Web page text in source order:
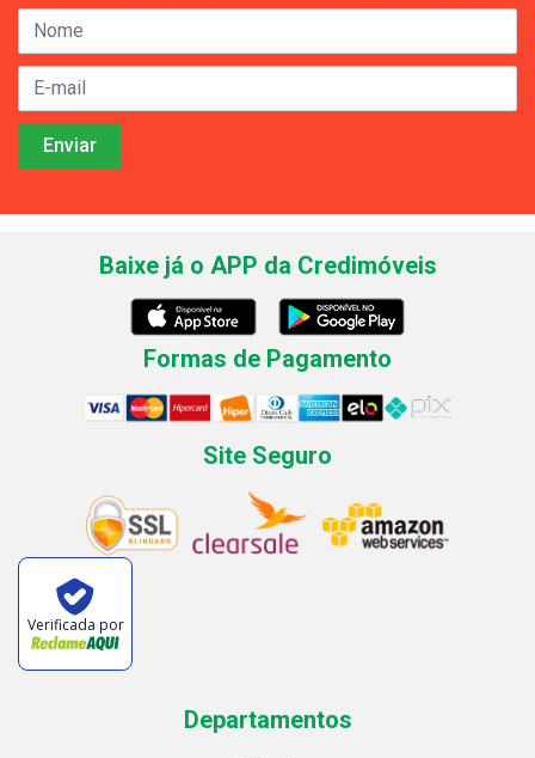
Baixe já o APP da Credimóveis
Formas de Pagamento
Site Seguro
Verificada por
Departamentos